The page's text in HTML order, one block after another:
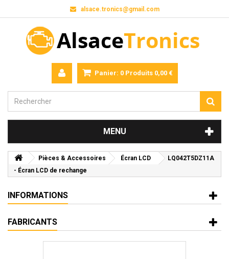
alsace.tronics@gmail.com
Panier: 0 Produits 0,00 €
MENU
Pièces & Accessoires Écran LCD
LQ042T5DZ11A
- Écran LCD de rechange
INFORMATIONS
FABRICANTS